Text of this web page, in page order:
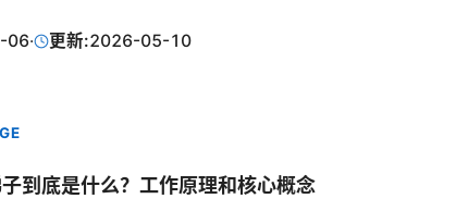
06· 更新:2026-05-10
子到底是什么？工作原理和核心概念